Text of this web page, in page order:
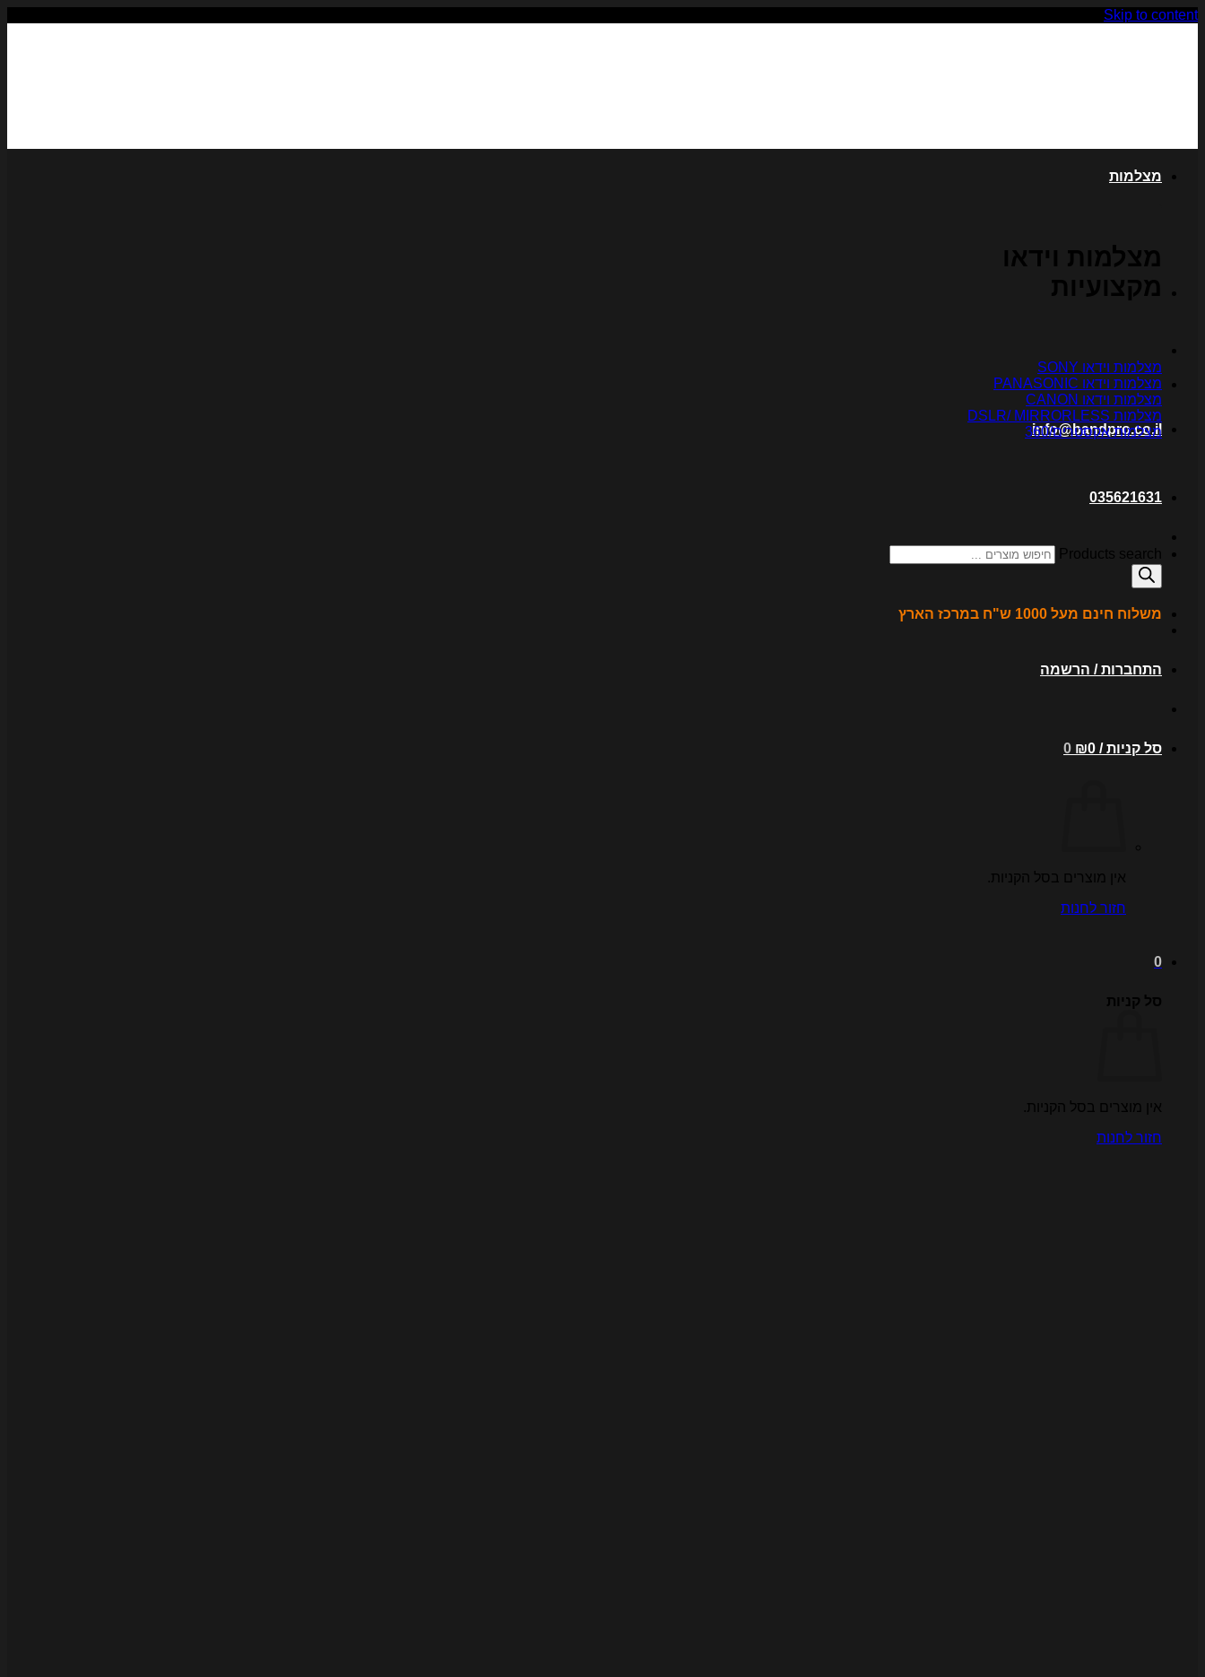
Skip to content
info@bandpro.co.il
035621631
Products search
משלוח חינם מעל 1000 ש"ח במרכז הארץ
התחברות / הרשמה
סל קניות / ₪0
0
אין מוצרים בסל הקניות.
חזור לחנות
0
סל קניות
אין מוצרים בסל הקניות.
חזור לחנות
מצלמות
מצלמות וידאו
מקצועיות
מצלמות וידאו SONY
מצלמות וידאו PANASONIC
מצלמות וידאו CANON
מצלמות DSLR/ MIRRORLESS
מצלמות אקסטרים/360